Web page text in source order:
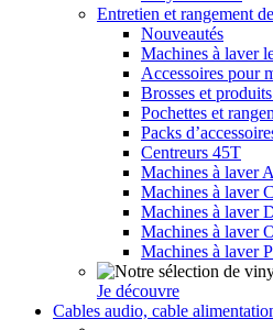
Entretien et rangement
Nouveautés
Machines à laver
Accessoires pour
Brosses et
Pochettes et
Packs
Centreurs 45T
Machines à laver
Machines à laver
Machines à laver
Machines à laver
Machines à laver
Je découvre
Cables audio, cable